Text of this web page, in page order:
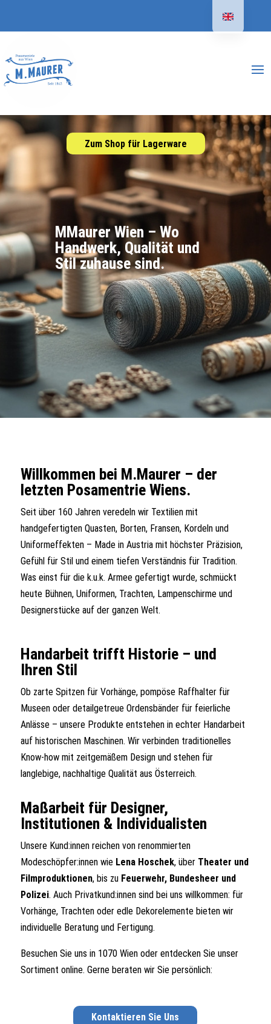
Zum Shop für Lagerware
MMaurer Wien – Wo
Handwerk, Qualität und
Stil zuhause sind.
Willkommen bei M.Maurer – der
letzten Posamentrie Wiens.
Seit über 160 Jahren veredeln wir Textilien mit
handgefertigten Quasten, Borten, Fransen, Kordeln und
Uniformeffekten – Made in Austria mit höchster Präzision,
Gefühl für Stil und einem tiefen Verständnis für Tradition.
Was einst für die k.u.k. Armee gefertigt wurde, schmückt
heute Bühnen, Uniformen, Trachten, Lampenschirme und
Designerstücke auf der ganzen Welt.
Handarbeit trifft Historie – und
Ihren Stil
Ob zarte Spitzen für Vorhänge, pompöse Raffhalter für
Museen oder detailgetreue Ordensbänder für feierliche
Anlässe – unsere Produkte entstehen in echter Handarbeit
auf historischen Maschinen. Wir verbinden traditionelles
Know-how mit zeitgemäßem Design und stehen für
langlebige, nachhaltige Qualität aus Österreich.
Maßarbeit für Designer,
Institutionen & Individualisten
Unsere Kund:innen reichen von renommierten
Modeschöpfer:innen wie Lena Hoschek, über Theater und
Filmproduktionen, bis zu Feuerwehr, Bundesheer und
Polizei. Auch Privatkund:innen sind bei uns willkommen: für
Vorhänge, Trachten oder edle Dekorelemente bieten wir
individuelle Beratung und Fertigung.
Besuchen Sie uns in 1070 Wien oder entdecken Sie unser
Sortiment online. Gerne beraten wir Sie persönlich:
Kontaktieren Sie Uns